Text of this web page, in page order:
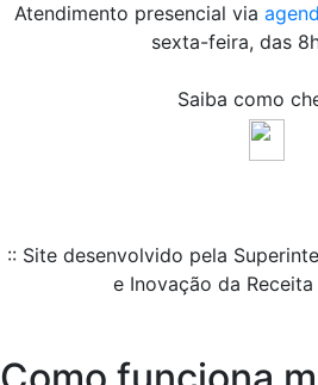
Atendimento presencial via
sexta-feira, das
Saiba como
:: Site desenvolvido pela
e Inovação da